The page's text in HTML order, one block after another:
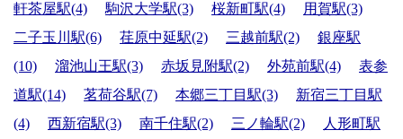
軒茶屋駅(4)
駒沢大学駅(3) 桜新町駅(4)
用賀駅(3)
二子玉川駅(6)
荏原中延駅(2) 三越前駅(2)
銀座駅
(10)
溜池山王駅(3) 赤坂見附駅(2) 外苑前駅(4)
表参
道駅(14)
茗荷谷駅(7) 本郷三丁目駅(3)
新宿三丁目駅
(4)
西新宿駅(3) 南千住駅(2) 三ノ輪駅(2)
人形町駅